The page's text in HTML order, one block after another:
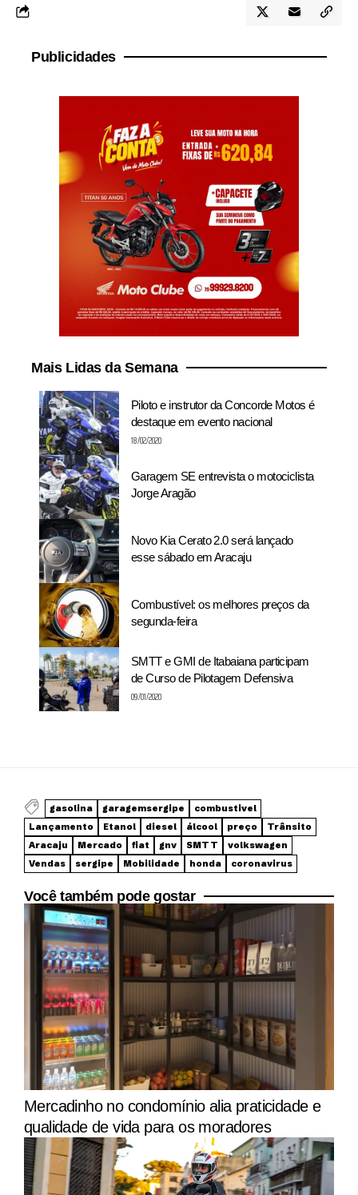
Publicidades
Mais Lidas da Semana
Piloto e instrutor da Concorde Motos é
destaque em evento nacional
18/02/2020
Garagem SE entrevista o motociclista
Jorge Aragão
Novo Kia Cerato 2.0 será lançado
esse sábado em Aracaju
Combustível: os melhores preços da
segunda-feira
SMTT e GMI de Itabaiana participam
de Curso de Pilotagem Defensiva
09/01/2020
gasolina garagemsergipe
combustivel
Lançamento
Etanol diesel álcool preço
Trânsito
Aracaju
Mercado fiat gnv SMTT
volkswagen
Vendas
sergipe Mobilidade honda coronavirus
Você também pode gostar
Mercadinho no condomínio alia praticidade e
qualidade de vida para os moradores